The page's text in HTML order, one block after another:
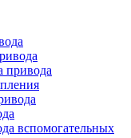
привода
вспомогательных